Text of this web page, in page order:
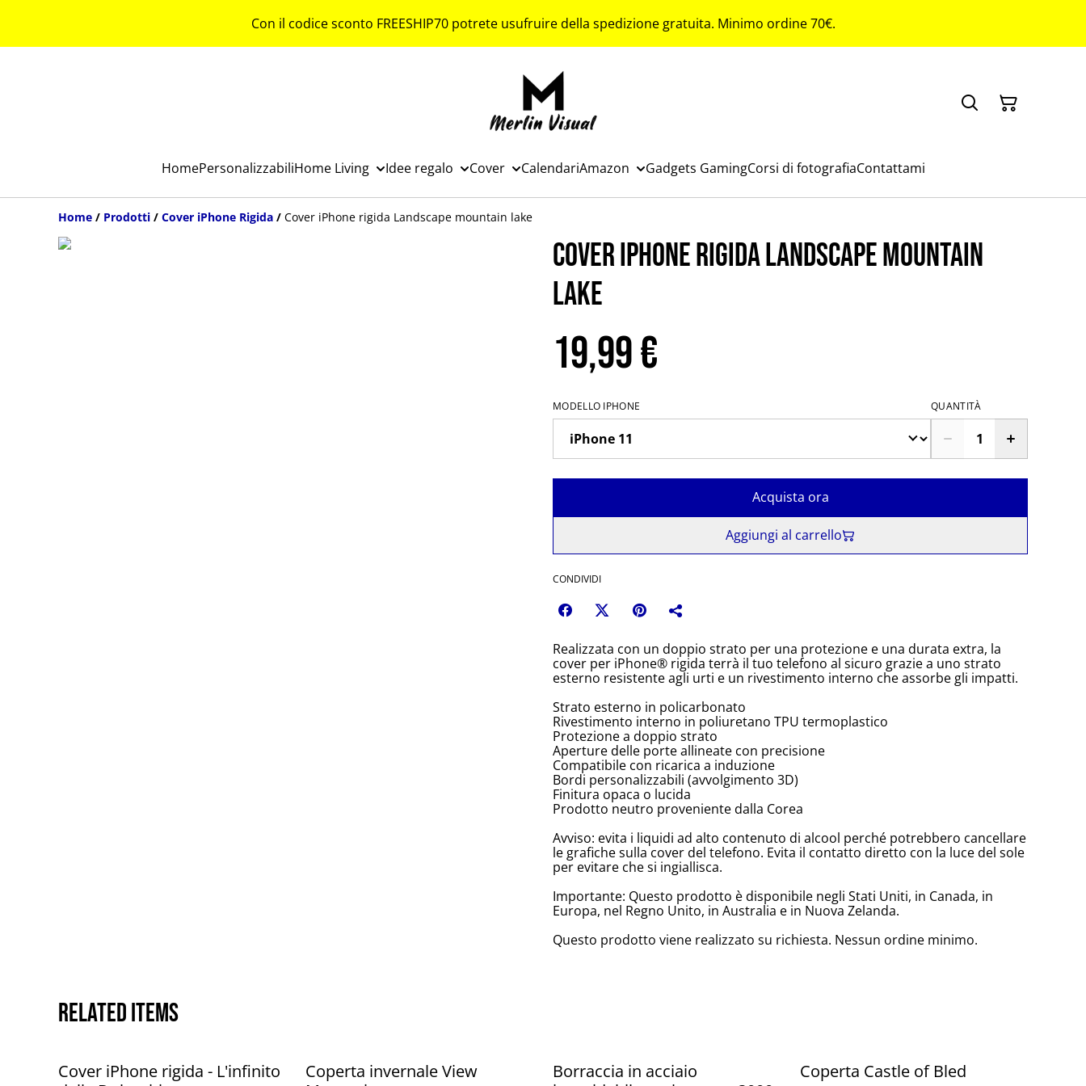
Con il codice sconto FREESHIP70 potrete usufruire della spedizione gratuita. Minimo ordine 70€.
HomePersonalizzabiliHome Living Idee regalo Cover CalendariAmazon Gadgets GamingCorsi di fotografiaContattami
Home / Prodotti / Cover iPhone Rigida / Cover iPhone rigida Landscape mountain lake
Cover iPhone rigida Landscape mountain
lake
19,99 €
MODELLO IPHONE QUANTITÀ
Acquista ora
Aggiungi al carrello
CONDIVIDI
Realizzata con un doppio strato per una protezione e una durata extra, la
cover per iPhone® rigida terrà il tuo telefono al sicuro grazie a uno strato
esterno resistente agli urti e un rivestimento interno che assorbe gli impatti.
Strato esterno in policarbonato
Rivestimento interno in poliuretano TPU termoplastico
Protezione a doppio strato
Aperture delle porte allineate con precisione
Compatibile con ricarica a induzione
Bordi personalizzabili (avvolgimento 3D)
Finitura opaca o lucida
Prodotto neutro proveniente dalla Corea
Avviso: evita i liquidi ad alto contenuto di alcool perché potrebbero cancellare
le grafiche sulla cover del telefono. Evita il contatto diretto con la luce del sole
per evitare che si ingiallisca.
Importante: Questo prodotto è disponibile negli Stati Uniti, in Canada, in
Europa, nel Regno Unito, in Australia e in Nuova Zelanda.
Questo prodotto viene realizzato su richiesta. Nessun ordine minimo.
Related items
Cover iPhone rigida - L'infinito
Coperta invernale View
Borraccia in acciaio
Coperta Castle of Bled